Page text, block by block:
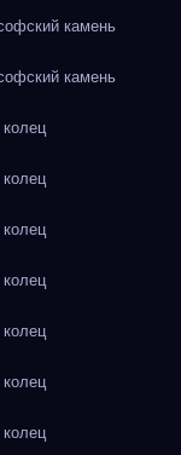
камень
камень